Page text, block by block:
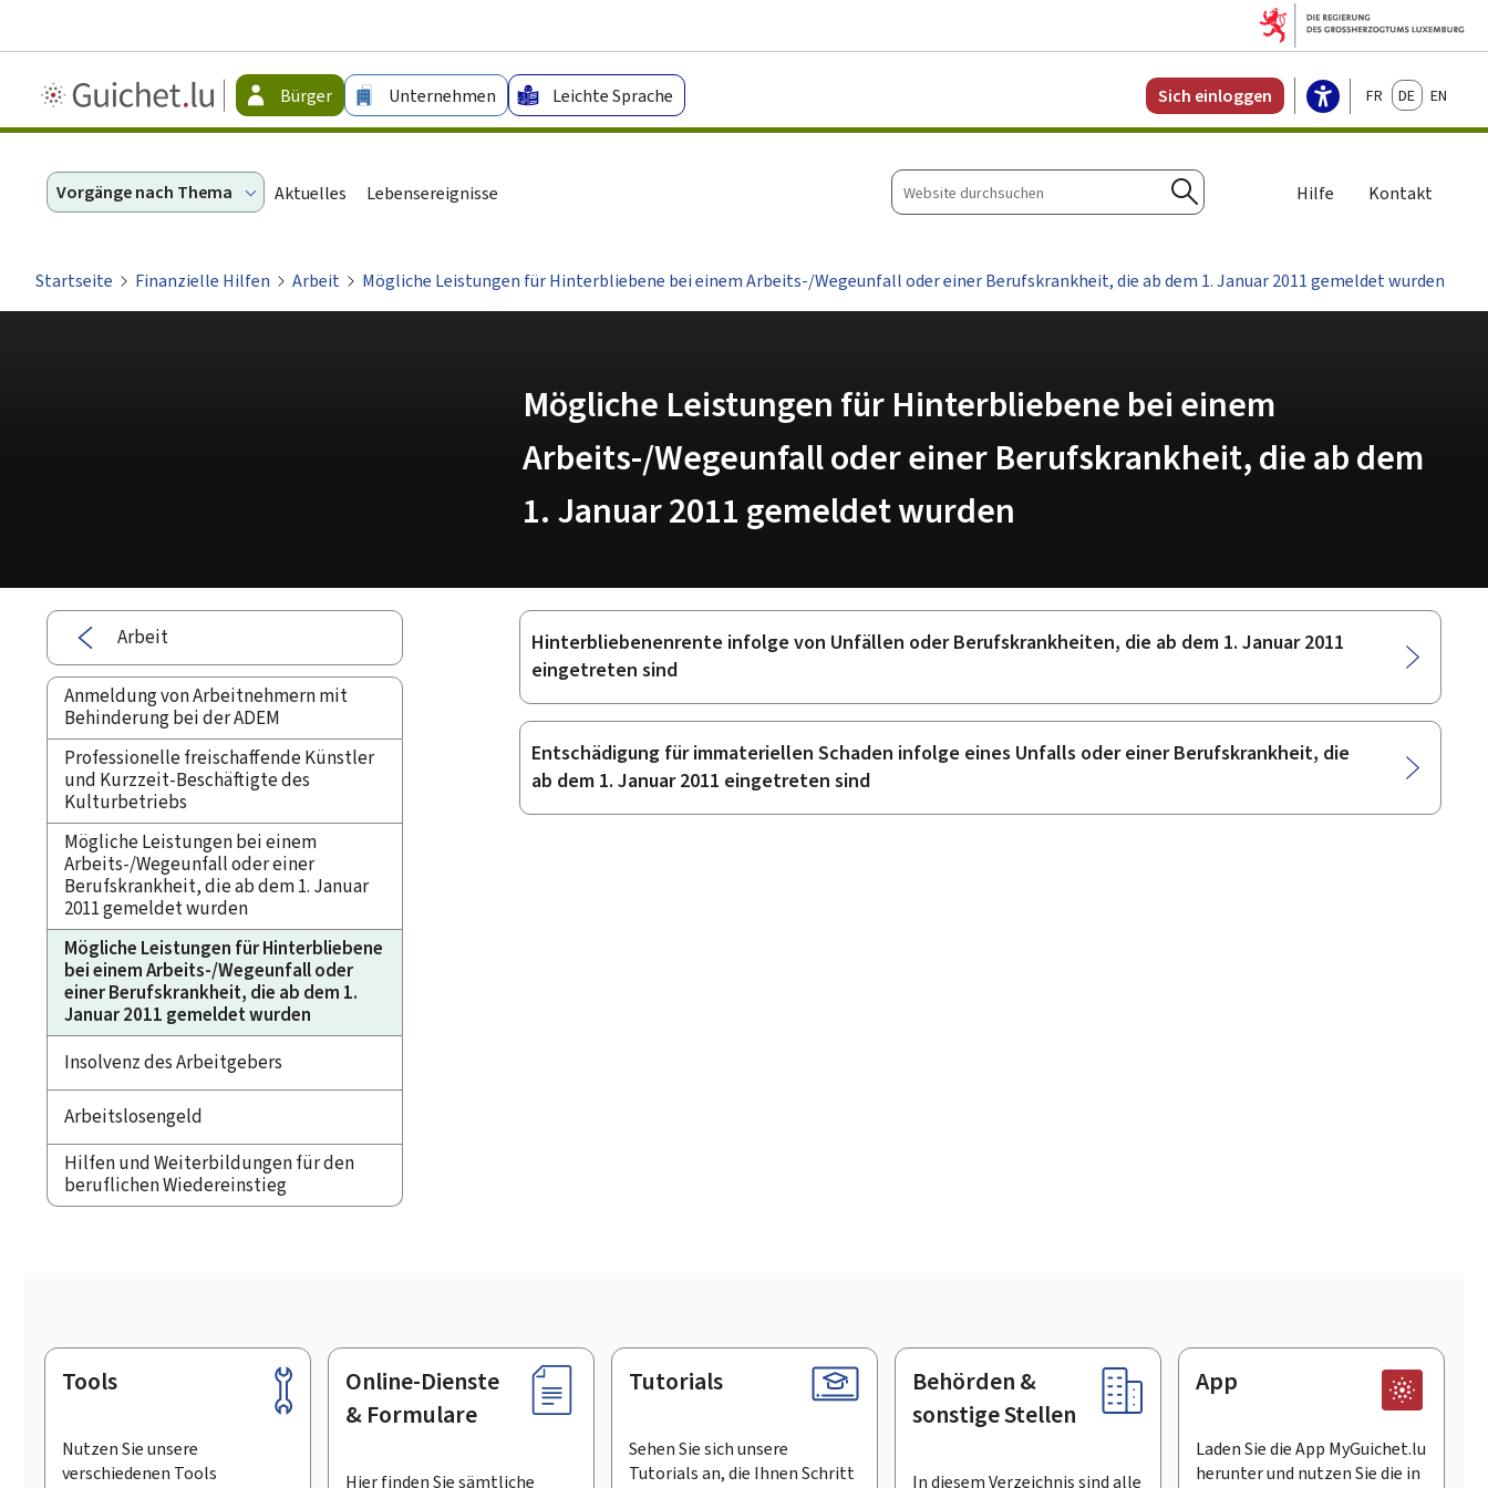
Guichet.lu
-
Bürger Unternehmen Leichte Sprache Sich einloggen FrançaisDeutschEnglish
Vorgänge nach Thema Aktuelles Lebensereignisse
Website
durchsuchen
Suchen
Hilfe Kontakt
Startseite Finanzielle Hilfen Arbeit Mögliche Leistungen für Hinterbliebene bei einem Arbeits-/Wegeunfall oder einer Berufskrankheit, die ab dem 1. Januar 2011 gemeldet wurden
Mögliche Leistungen für Hinterbliebene bei einem
Arbeits-/Wegeunfall oder einer Berufskrankheit, die ab dem
1. Januar 2011 gemeldet wurden
Arbeit
Anmeldung von Arbeitnehmern mit
Behinderung bei der ADEM
Professionelle freischaffende Künstler
und Kurzzeit-Beschäftigte des
Kulturbetriebs
Mögliche Leistungen bei einem
Arbeits-/Wegeunfall oder einer
Berufskrankheit, die ab dem 1. Januar
2011 gemeldet wurden
Mögliche Leistungen für Hinterbliebene
bei einem Arbeits-/Wegeunfall oder
einer Berufskrankheit, die ab dem 1.
Januar 2011 gemeldet wurden
Insolvenz des Arbeitgebers
Arbeitslosengeld
Hilfen und Weiterbildungen für den
beruflichen Wiedereinstieg
Unterrubriken
Hinterbliebenenrente infolge von Unfällen oder Berufskrankheiten, die ab dem 1. Januar 2011
eingetreten sind
Entschädigung für immateriellen Schaden infolge eines Unfalls oder einer Berufskrankheit, die
ab dem 1. Januar 2011 eingetreten sind
Footer
Tools
Nutzen Sie unsere
verschiedenen Tools
Online-Dienste
& Formulare
Hier finden Sie sämtliche
Tutorials
Sehen Sie sich unsere
Tutorials an, die Ihnen Schritt
Behörden &
sonstige Stellen
In diesem Verzeichnis sind alle
App
Laden Sie die App MyGuichet.lu
herunter und nutzen Sie die in